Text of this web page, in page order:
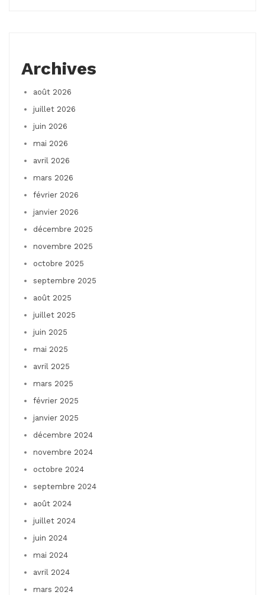
Archives
août 2026
juillet 2026
juin 2026
mai 2026
avril 2026
mars 2026
février 2026
janvier 2026
décembre 2025
novembre 2025
octobre 2025
septembre 2025
août 2025
juillet 2025
juin 2025
mai 2025
avril 2025
mars 2025
février 2025
janvier 2025
décembre 2024
novembre 2024
octobre 2024
septembre 2024
août 2024
juillet 2024
juin 2024
mai 2024
avril 2024
mars 2024